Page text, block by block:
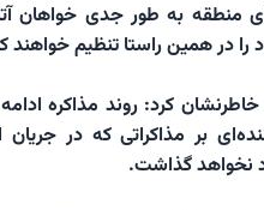
منطقه به طور جدی خواهان
در همین راستا تنظیم خواهند
خاطرنشان کرد: روند مذاکره
بر مذاکراتی که در
نخواهد گذاشت.